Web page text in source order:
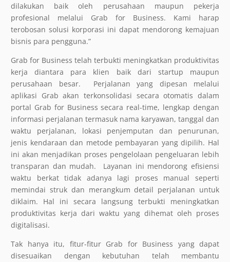
dilakukan baik oleh perusahaan maupun pekerja
profesional melalui Grab for Business. Kami harap
terobosan solusi korporasi ini dapat mendorong kemajuan
bisnis para pengguna.”
Grab for Business telah terbukti meningkatkan produktivitas
kerja diantara para klien baik dari startup maupun
perusahaan besar.
Perjalanan yang dipesan melalui
aplikasi Grab akan terkonsolidasi secara otomatis dalam
portal Grab for Business secara real-time, lengkap dengan
informasi perjalanan termasuk nama karyawan, tanggal dan
waktu perjalanan, lokasi penjemputan dan penurunan,
jenis kendaraan dan metode pembayaran yang dipilih. Hal
ini akan menjadikan proses pengelolaan pengeluaran lebih
transparan dan mudah.
Layanan ini mendorong efisiensi
waktu berkat tidak adanya lagi proses manual seperti
memindai struk dan merangkum detail perjalanan untuk
diklaim. Hal ini secara langsung terbukti meningkatkan
produktivitas kerja dari waktu yang dihemat oleh proses
digitalisasi.
Tak hanya itu, fitur-fitur Grab for Business yang dapat
disesuaikan dengan kebutuhan telah membantu